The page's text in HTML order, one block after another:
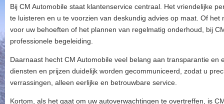
Bij CM Automobile staat klantenservice centraal. Het vriendelijke
te luisteren en u te voorzien van deskundig advies op maat. Of
voor uw behoeften of het plannen van regelmatig onderhoud, bij
professionele begeleiding.
Daarnaast hecht CM Automobile veel belang aan transparantie en
diensten en prijzen duidelijk worden gecommuniceerd, zodat u
verrassingen, alleen eerlijke en betrouwbare service.
Kortom, als het gaat om uw autoverwachtingen te overtreffen, is